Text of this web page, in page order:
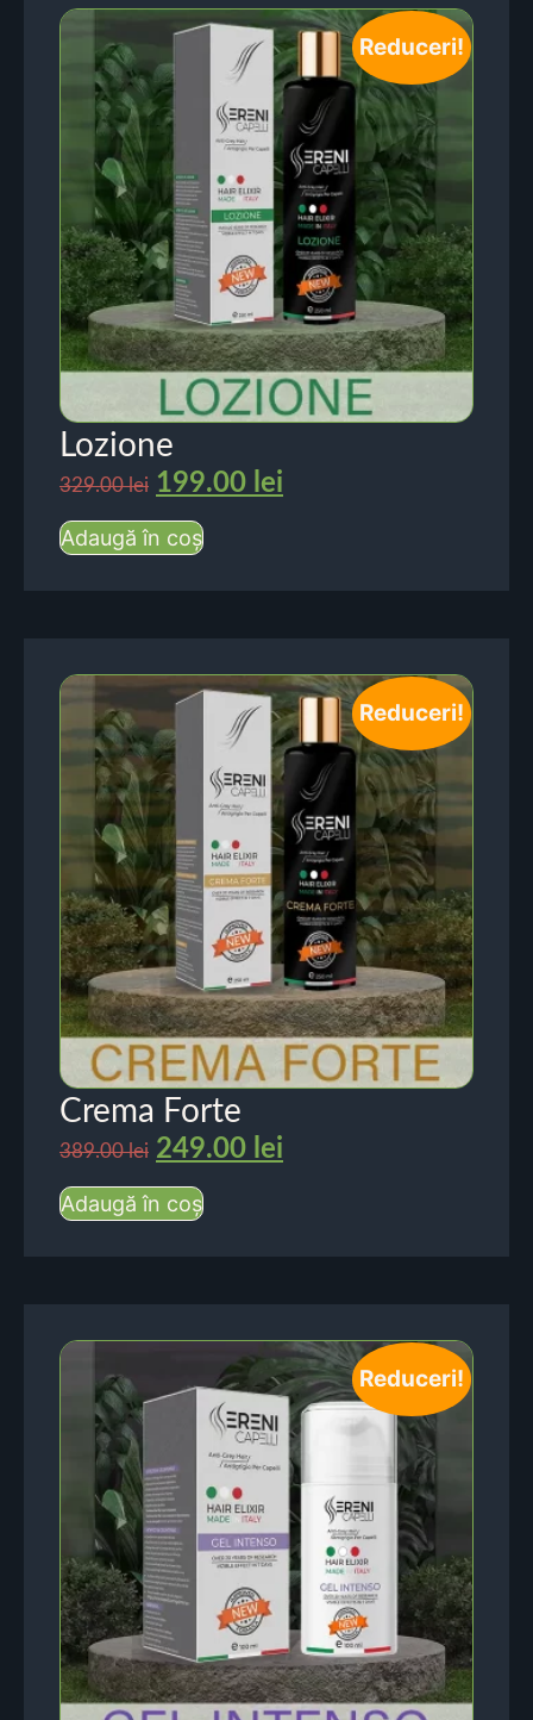
Reduceri!
Lozione
329.00lei 199.00 lei
Adaugă în coș
Reduceri!
Crema Forte
389.00lei 249.00 lei
Adaugă în coș
Reduceri!